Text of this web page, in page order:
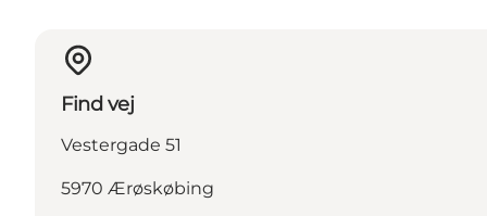
Find vej
Vestergade 51
5970 Ærøskøbing